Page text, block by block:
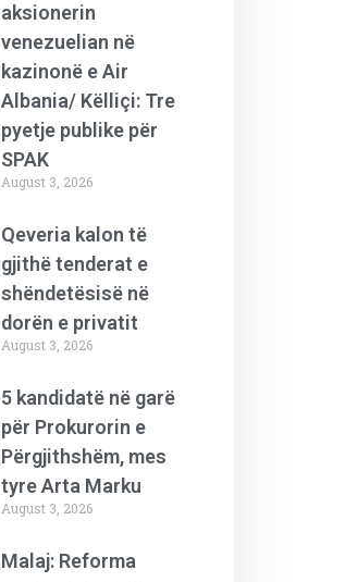
aksionerin
venezuelian në
kazinonë e Air
Albania/ Këlliçi: Tre
pyetje publike për
SPAK
August 3, 2026
Qeveria kalon të
gjithë tenderat e
shëndetësisë në
dorën e privatit
August 3, 2026
5 kandidatë në garë
për Prokurorin e
Përgjithshëm, mes
tyre Arta Marku
August 3, 2026
Malaj: Reforma